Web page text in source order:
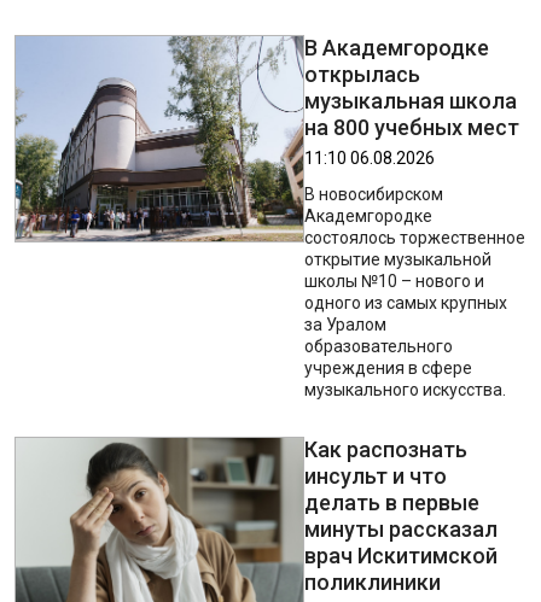
В Академгородке
открылась
музыкальная школа
на 800 учебных мест
11:10 06.08.2026
В новосибирском
Академгородке
состоялось торжественное
открытие музыкальной
школы №10 – нового и
одного из самых крупных
за Уралом
образовательного
учреждения в сфере
музыкального искусства.
Как распознать
инсульт и что
делать в первые
минуты рассказал
врач Искитимской
поликлиники